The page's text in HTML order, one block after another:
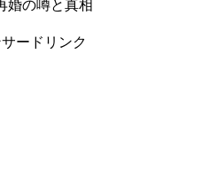
婚の噂と真相
ードリンク